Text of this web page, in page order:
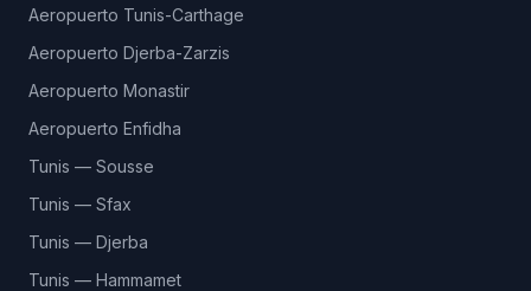
Aeropuerto Tunis-Carthage
Aeropuerto Djerba-Zarzis
Aeropuerto Monastir
Aeropuerto Enfidha
Tunis — Sousse
Tunis — Sfax
Tunis — Djerba
Tunis — Hammamet